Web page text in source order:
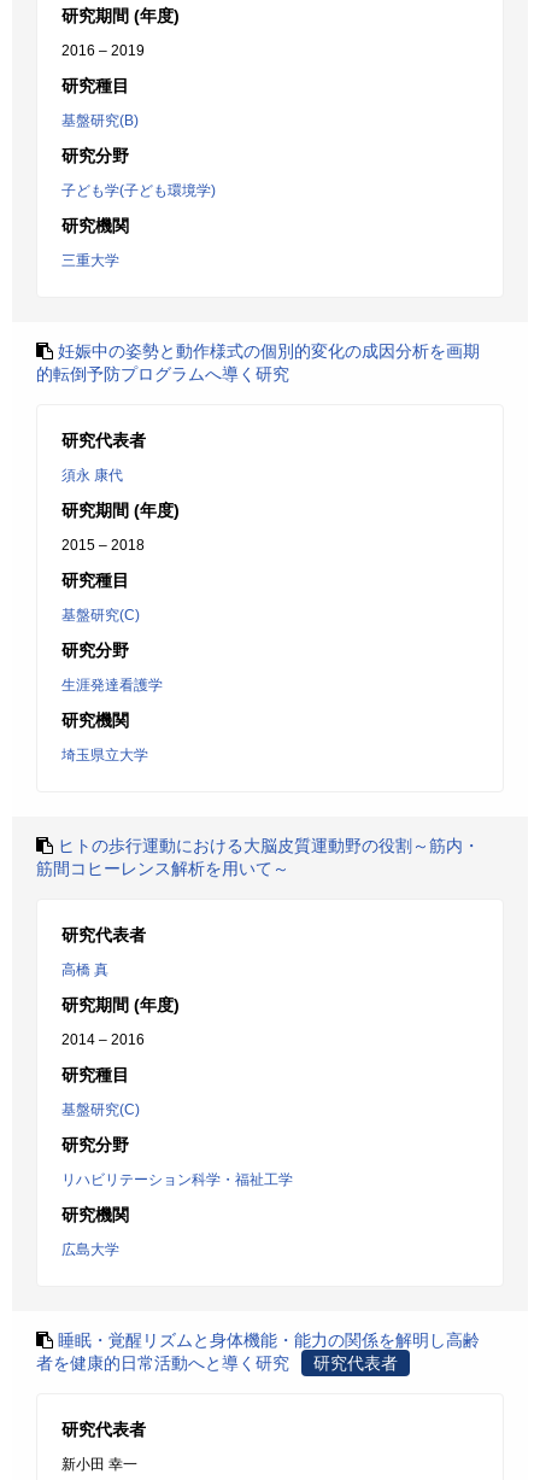
研究期間 (年度)
2016 – 2019
研究種目
基盤研究(B)
研究分野
子ども学(子ども環境学)
研究機関
三重大学
妊娠中の姿勢と動作様式の個別的変化の成因分析を画期
的転倒予防プログラムへ導く研究
研究代表者
須永 康代
研究期間 (年度)
2015 – 2018
研究種目
基盤研究(C)
研究分野
生涯発達看護学
研究機関
埼玉県立大学
ヒトの歩行運動における大脳皮質運動野の役割～筋内・
筋間コヒーレンス解析を用いて～
研究代表者
高橋 真
研究期間 (年度)
2014 – 2016
研究種目
基盤研究(C)
研究分野
リハビリテーション科学・福祉工学
研究機関
広島大学
睡眠・覚醒リズムと身体機能・能力の関係を解明し高齢
者を健康的日常活動へと導く研究
研究代表者
研究代表者
新小田 幸一